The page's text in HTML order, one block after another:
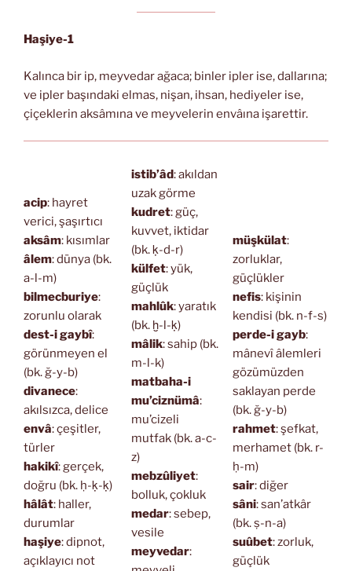
Haşiye-1
Kalınca bir ip, meyvedar ağaca; binler ipler ise, dallarına;
ve ipler başındaki elmas, nişan, ihsan, hediyeler ise,
çiçeklerin aksâmına ve meyvelerin envâına işarettir.
acip: hayret
verici, şaşırtıcı
aksâm: kısımlar
âlem: dünya (bk.
a-l-m)
bilmecburiye:
zorunlu olarak
dest-i gaybî:
görünmeyen el
(bk. ğ-y-b)
divanece:
akılsızca, delice
envâ: çeşitler,
türler
hakikî: gerçek,
doğru (bk. ḥ-ḳ-ḳ)
hâlât: haller,
durumlar
haşiye: dipnot,
açıklayıcı not
istib’âd: akıldan
uzak görme
kudret: güç,
kuvvet, iktidar
(bk. ḳ-d-r)
külfet: yük,
güçlük
mahlûk: yaratık
(bk. ḫ-l-ḳ)
mâlik: sahip (bk.
m-l-k)
matbaha-i
mu’ciznümâ:
mu’cizeli
mutfak (bk. a-c-
z)
mebzûliyet:
bolluk, çokluk
medar: sebep,
vesile
meyvedar:
müşkülat:
zorluklar,
güçlükler
nefis: kişinin
kendisi (bk. n-f-s)
perde-i gayb:
mânevî âlemleri
gözümüzden
saklayan perde
(bk. ğ-y-b)
rahmet: şefkat,
merhamet (bk. r-
ḥ-m)
sair: diğer
sâni: san’atkâr
(bk. ṣ-n-a)
suûbet: zorluk,
güçlük